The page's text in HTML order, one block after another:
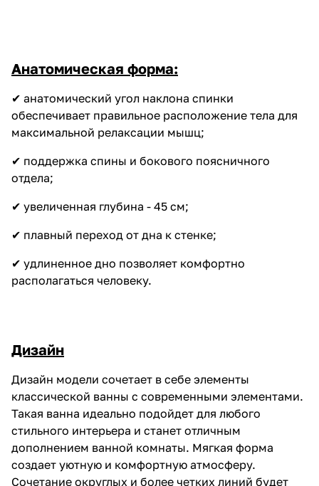
Анатомическая форма:
✔ анатомический угол наклона спинки
обеспечивает правильное расположение тела для
максимальной релаксации мышц;
✔ поддержка спины и бокового поясничного
отдела;
✔ увеличенная глубина - 45 см;
✔ плавный переход от дна к стенке;
✔ удлиненное дно позволяет комфортно
располагаться человеку.
Дизайн
Дизайн модели сочетает в себе элементы
классической ванны с современными элементами.
Такая ванна идеально подойдет для любого
стильного интерьера и станет отличным
дополнением ванной комнаты. Мягкая форма
создает уютную и комфортную атмосферу.
Сочетание округлых и более четких линий будет